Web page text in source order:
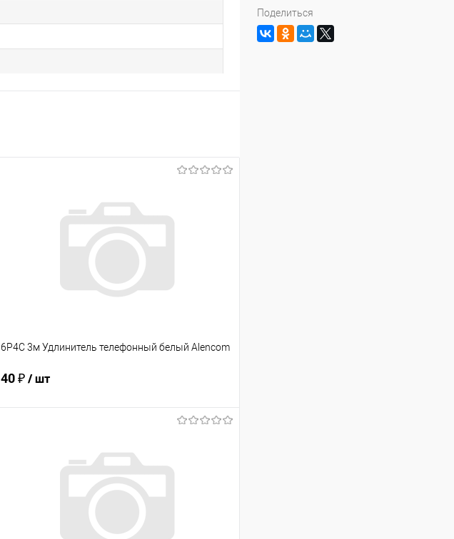
6P4C 3м Удлинитель телефонный белый Alencom
40 ₽/ шт
Купить в 1 клик
К сравнению
В наличии
Поделиться